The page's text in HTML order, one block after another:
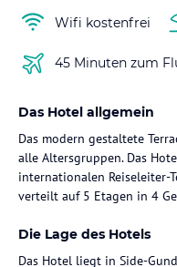
Wifi kostenfrei
45 Minuten zum
Das Hotel allgemein
Das modern gestaltete
alle Altersgruppen. Das
internationalen Reiseleiter-
verteilt auf 5 Etagen in 4
Die Lage des Hotels
Das Hotel liegt in Side-